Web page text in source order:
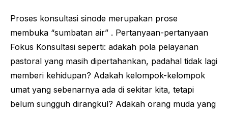
Proses konsultasi sinode merupakan prose
membuka “sumbatan air” . Pertanyaan-pertanyaan
Fokus Konsultasi seperti: adakah pola pelayanan
pastoral yang masih dipertahankan, padahal tidak lagi
memberi kehidupan? Adakah kelompok-kelompok
umat yang sebenarnya ada di sekitar kita, tetapi
belum sungguh dirangkul? Adakah orang muda yang